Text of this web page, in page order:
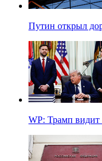
Путин открыл
WP: Трамп